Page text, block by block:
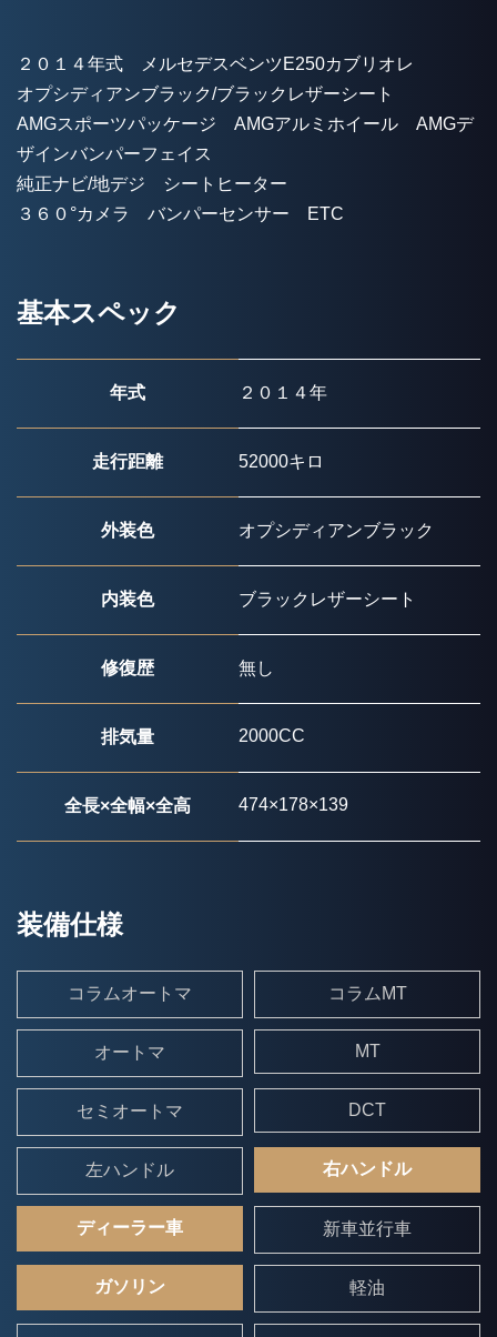
２０１４年式 メルセデスベンツE250カブリオレ
オプシディアンブラック/ブラックレザーシート
AMGスポーツパッケージ AMGアルミホイール AMGデ
ザインバンパーフェイス
純正ナビ/地デジ シートヒーター
３６０°カメラ バンパーセンサー ETC
基本スペック
年式 ２０１４年
走行距離 52000キロ
外装色 オプシディアンブラック
内装色 ブラックレザーシート
修復歴 無し
排気量 2000CC
全長×全幅×全高 474×178×139
装備仕様
コラムオートマ コラムMT
オートマ MT
セミオートマ DCT
左ハンドル 右ハンドル
ディーラー車 新車並行車
ガソリン 軽油